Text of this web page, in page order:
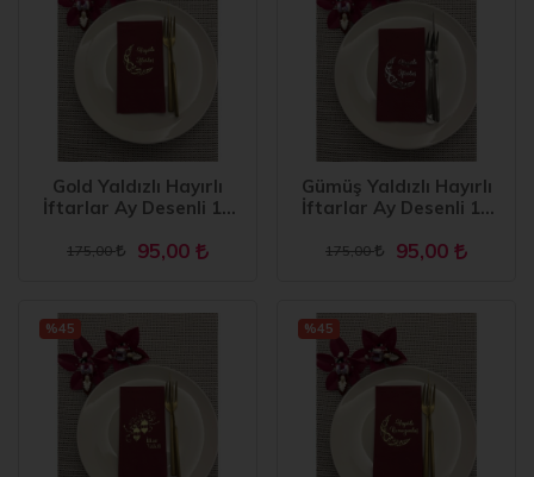
Gold Yaldızlı Hayırlı
İftarlar Ay Desenli 16
Peçete
175,00 95,00
Gümüş Yaldızlı Hayırlı
İftarlar Ay Desenli 16
Peçete
175,00 95,00
%45 %45